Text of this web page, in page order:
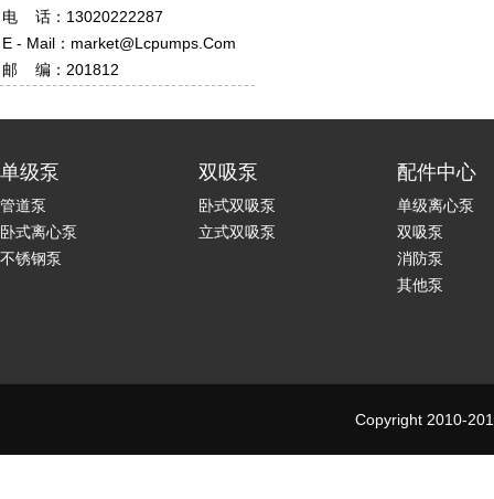
电 话：13020222287
E - Mail：market@lcpumps.com
邮 编：201812
单级泵
管道泵
卧式离心泵
不锈钢泵
双吸泵
卧式双吸泵
立式双吸泵
配件中心
单级离心泵
双吸泵
消防泵
其他泵
Copyright 2010-